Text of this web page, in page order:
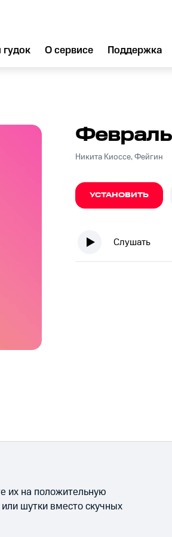
гудок О сервисе Поддержка
Февраль
Никита Киоссе, Фейгин
УСТАНОВИТЬ
Слушать
их на положительную
шутки вместо скучных